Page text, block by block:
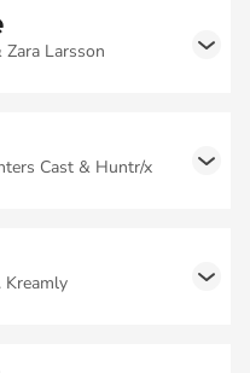
Zara Larsson
Cast & Huntr/x
Kreamly